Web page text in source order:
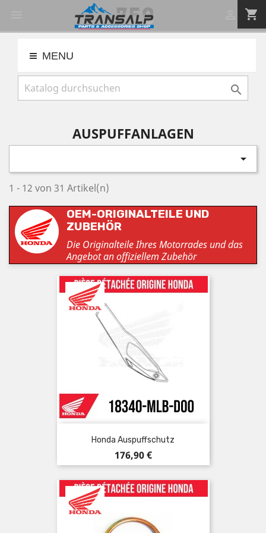
shopping_cart
MENU

AUSPUFFANLAGEN

1 - 12 von 31 Artikel(n)
OEM-ORIGINALTEILE UND
ZUBEHÖR
Die Originalteile Ihres Motorrades und das
Angebot an offiziellem Zubehör
Honda Auspuffschutz
Preis
176,90 €